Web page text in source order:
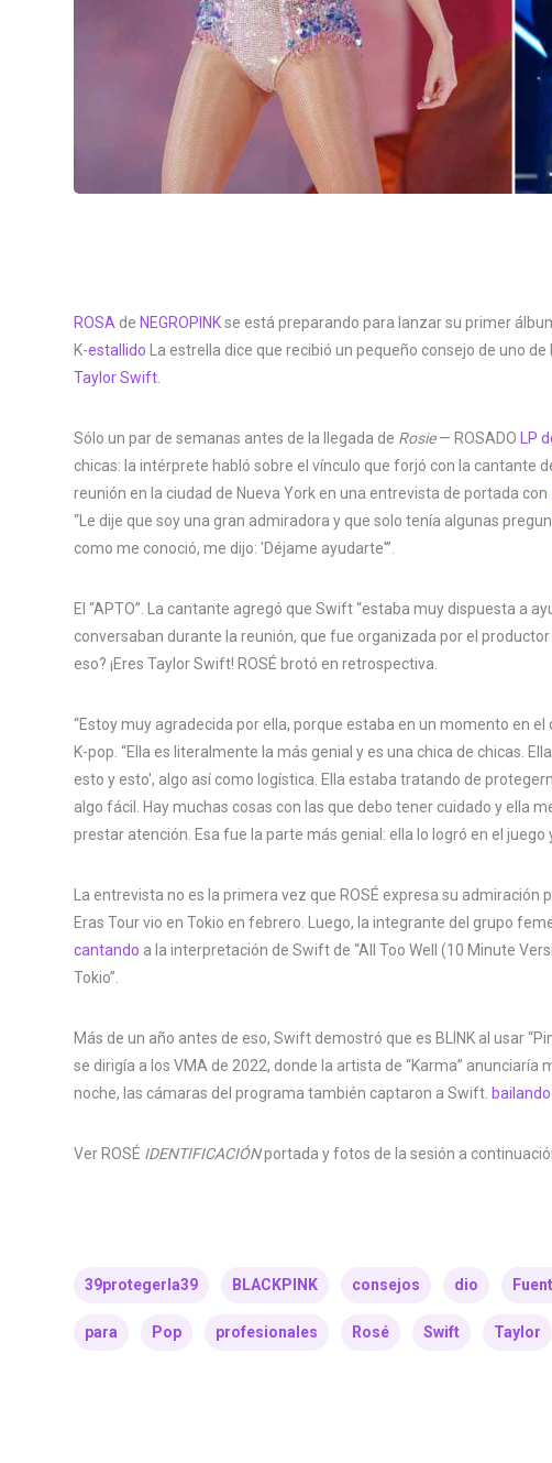
ROSA de NEGROPINKse está preparando para lanzar su primer
K-estallido La estrella dice que recibió un pequeño consejo de uno
Taylor Swift
Sólo un par de semanas antes de la llegada de Rosie— ROSADO LP
chicas: la intérprete habló sobre el vínculo que forjó con la cantante
reunión en la ciudad de Nueva York en una entrevista de portada con
“Le dije que soy una gran admiradora y que solo tenía algunas
como me conoció, me dijo: 'Déjame ayudarte'”.
El “APTO”. La cantante agregó que Swift “estaba muy dispuesta a
conversaban durante la reunión, que fue organizada por el
eso? ¡Eres Taylor Swift! ROSÉ brotó en retrospectiva.
“Estoy muy agradecida por ella, porque estaba en un momento en
K-pop. “Ella es literalmente la más genial y es una chica de chicas.
esto y esto', algo así como logística. Ella estaba tratando de
algo fácil. Hay muchas cosas con las que debo tener cuidado y ella
prestar atención. Esa fue la parte más genial: ella lo logró en el juego
La entrevista no es la primera vez que ROSÉ expresa su
Eras Tour vio en Tokio en febrero. Luego, la integrante del grupo
cantando a la interpretación de Swift de “All Too Well (10 Minute
Tokio”.
Más de un año antes de eso, Swift demostró que es BLINK al usar
se dirigía a los VMA de 2022, donde la artista de “Karma”
noche, las cámaras del programa también captaron a Swift. bailando
Ver ROSÉ IDENTIFICACIÓNportada y fotos de la sesión a
39protegerla39 BLACKPINK consejos dio
para Pop profesionales Rosé Swift Taylor